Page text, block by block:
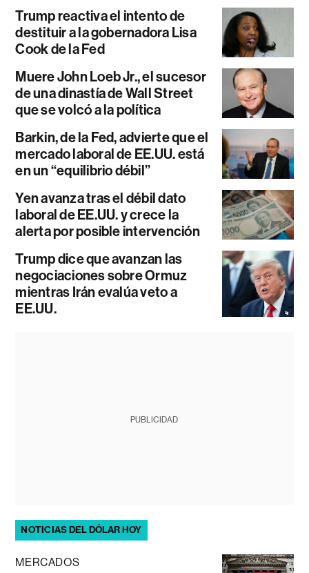
Trump reactiva el intento de
destituir a la gobernadora Lisa
Cook de la Fed
Muere John Loeb Jr., el sucesor
de una dinastía de Wall Street
que se volcó a la política
Barkin, de la Fed, advierte que el
mercado laboral de EE.UU. está
en un “equilibrio débil”
Yen avanza tras el débil dato
laboral de EE.UU. y crece la
alerta por posible intervención
Trump dice que avanzan las
negociaciones sobre Ormuz
mientras Irán evalúa veto a
EE.UU.
PUBLICIDAD
NOTICIAS DEL DÓLAR HOY
MERCADOS